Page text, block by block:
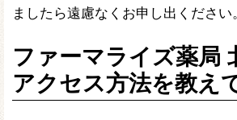
ましたら遠慮なくお申し出ください。
ファーマライズ薬局
アクセス方法を教え